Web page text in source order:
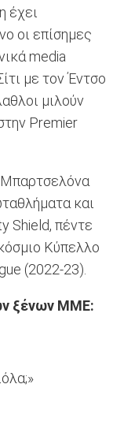
έχει
οι επίσημες
media
με τον Έντσο
μιλούν
Premier
και
Shield, πέντε
Κύπελλο
(2022-23).
ξένων ΜΜΕ: